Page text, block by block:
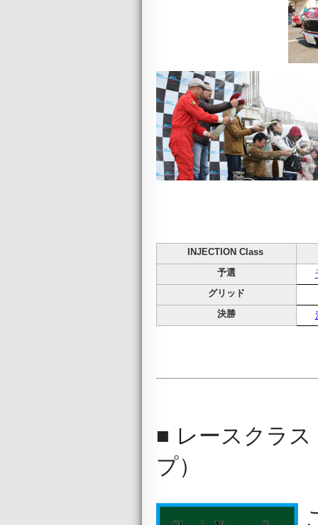
INJECTION Class
予選
グリッド
決勝
■ レースクラ
プ）